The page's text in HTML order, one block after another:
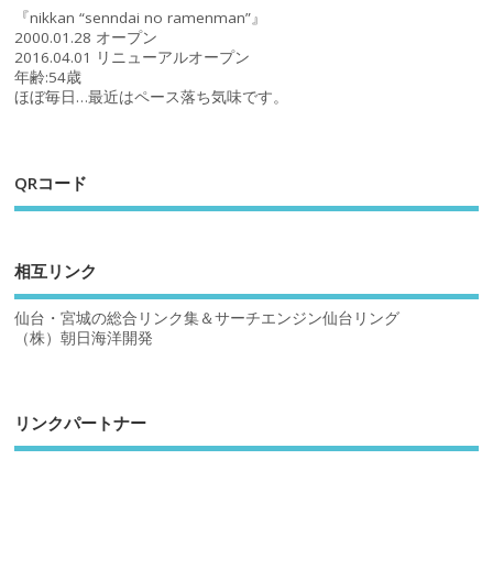
『nikkan “senndai no ramenman”』
2000.01.28 オープン
2016.04.01 リニューアルオープン
年齢:54歳
ほぼ毎日…最近はペース落ち気味です。
QRコード
相互リンク
仙台・宮城の総合リンク集＆サーチエンジン仙台リング
（株）朝日海洋開発
リンクパートナー